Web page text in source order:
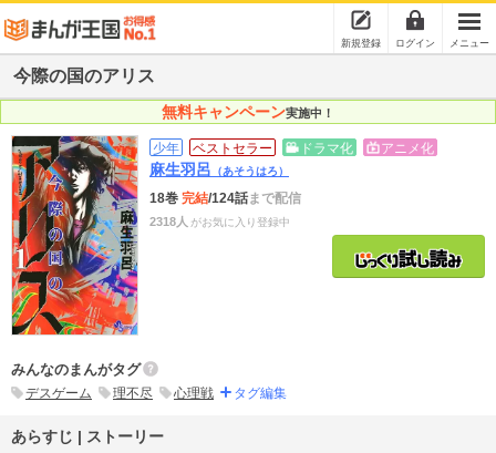
新規登録 ログイン メニュー
今際の国のアリス
無料キャンペーン実施中！
少年 ベストセラー ドラマ化 アニメ化
麻生羽呂 （あそうはろ）
18巻 完結/124話まで配信
2318人 がお気に入り登録中
みんなのまんがタグ
デスゲーム 理不尽 心理戦 タグ編集
あらすじ | ストーリー